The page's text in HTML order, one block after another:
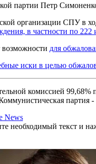
партии Петр
организации СПУ в
в частности по 222
для
иски в целью
комиссией
партия
News
необходимый текст и